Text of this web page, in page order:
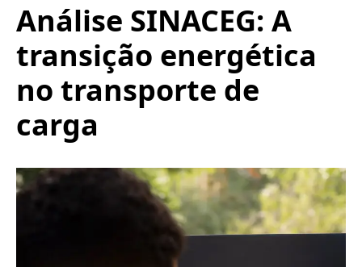
Análise SINACEG: A
transição energética
no transporte de
carga